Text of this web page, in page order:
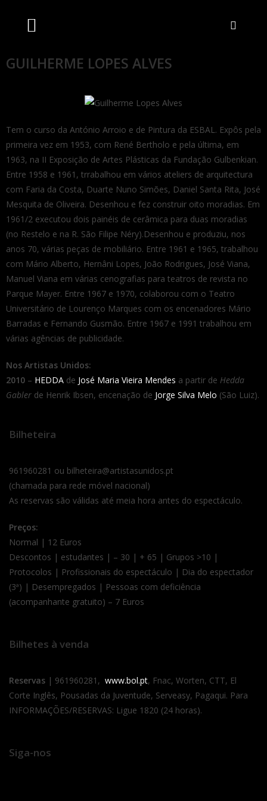
GUILHERME LOPES ALVES
Tem o curso da António Arroio e de Pintura da ESBAL. Expôs pela
primeira vez em 1953, com René Bertholo e pela última, em
1963, na II Exposição de Artes Plásticas da Fundação Gulbenkian.
Entre 1958 e 1961, trrabalhou em vários ateliers de arquitectura
com Faria da Costa, Duarte Nuno Simões, Daniel Santa Rita, José
Mesquita de Oliveira. Desenhou e fez construir oito moradias. Em
1961/2 executou dois painéis de cerâmica para duas moradias
(no Restelo e na R. São Filipe Néry).Desenhou e produziu, nos
anos 70, várias peças de mobiliário. Entre 1961 e 1965, trabalhou
com Mário Alberto, Hernâni Lopes, João Rodrigues, José Viana,
Manuel Viana em várias cenografias para teatros de revista no
Parque Mayer. Entre 1967 e 1970, colaborou com o Teatro
Universitário de Lourenço Marques com os encenadores Mário
Barradas e Fernando Gusmão. Entre 1967 e 1991 trabalhou em
várias agências de publicidade.
Nos Artistas Unidos:
2010 – HEDDA de José Maria Vieira Mendes a partir de Hedda
Gabler de Henrik Ibsen, encenação de Jorge Silva Melo (São Luiz).
Bilheteira
961960281 ou bilheteira@artistasunidos.pt
(chamada para rede móvel nacional)
As reservas são válidas até meia hora antes do espectáculo.
Preços:
Normal | 12 Euros
Descontos | estudantes | – 30 | + 65 | Grupos >10 |
Protocolos | Profissionais do espectáculo | Dia do espectador
(3ª) | Desempregados | Pessoas com deficiência
(acompanhante gratuito) – 7 Euros
Bilhetes à venda
Reservas | 961960281, www.bol.pt, Fnac, Worten, CTT, El
Corte Inglês, Pousadas da Juventude, Serveasy, Pagaqui. Para
INFORMAÇÕES/RESERVAS: Ligue 1820 (24 horas).
Siga-nos